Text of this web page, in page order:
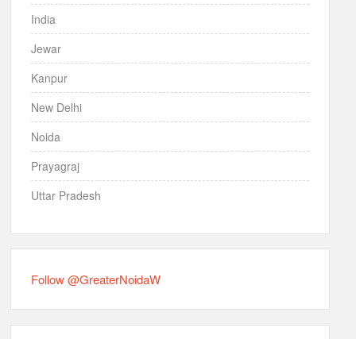
India
Jewar
Kanpur
New Delhi
Noida
Prayagraj
Uttar Pradesh
Follow @GreaterNoidaW